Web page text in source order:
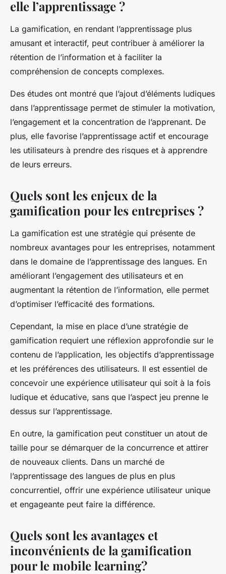
elle l’apprentissage ?
La gamification, en rendant l’apprentissage plus
amusant et interactif, peut contribuer à améliorer la
rétention de l’information et à faciliter la
compréhension de concepts complexes.
Des études ont montré que l’ajout d’éléments ludiques
dans l’apprentissage permet de stimuler la motivation,
l’engagement et la concentration de l’apprenant. De
plus, elle favorise l’apprentissage actif et encourage
les utilisateurs à prendre des risques et à apprendre
de leurs erreurs.
Quels sont les enjeux de la
gamification pour les entreprises ?
La gamification est une stratégie qui présente de
nombreux avantages pour les entreprises, notamment
dans le domaine de l’apprentissage des langues. En
améliorant l’engagement des utilisateurs et en
augmentant la rétention de l’information, elle permet
d’optimiser l’efficacité des formations.
Cependant, la mise en place d’une stratégie de
gamification requiert une réflexion approfondie sur le
contenu de l’application, les objectifs d’apprentissage
et les préférences des utilisateurs. Il est essentiel de
concevoir une expérience utilisateur qui soit à la fois
ludique et éducative, sans que l’aspect jeu prenne le
dessus sur l’apprentissage.
En outre, la gamification peut constituer un atout de
taille pour se démarquer de la concurrence et attirer
de nouveaux clients. Dans un marché de
l’apprentissage des langues de plus en plus
concurrentiel, offrir une expérience utilisateur unique
et engageante peut faire la différence.
Quels sont les avantages et
inconvénients de la gamification
pour le mobile learning?